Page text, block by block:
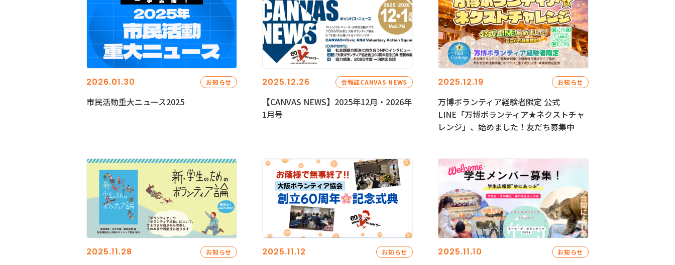
2026.01.30 お知らせ
市民活動重大ニュース2025
2025.12.26 会報誌CANVAS NEWS
【CANVAS NEWS】2025年12月・2026年
1月号
2025.12.19 お知らせ
万博ボランティア経験者限定 公式
LINE「万博ボランティア★ネクストチャ
レンジ」、始めました！友だち募集中
2025.11.28 お知らせ 2025.11.12 お知らせ 2025.11.10 お知らせ